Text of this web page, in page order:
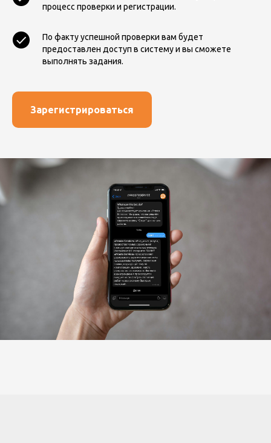
процесс проверки и регистрации.
По факту успешной проверки вам будет
предоставлен доступ в систему и вы сможете
выполнять задания.
Зарегистрироваться